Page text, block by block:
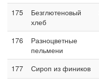
175
Безглютеновый
хлеб
176
Разноцветные
пельмени
177 Сироп из фиников